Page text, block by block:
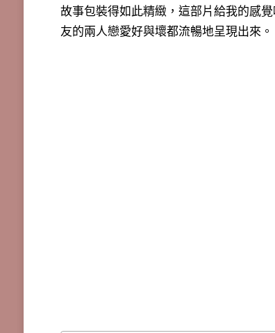
故事包裝得如此精緻，這部片給我的感
友的兩人戀愛好與壞都流暢地呈現出來。